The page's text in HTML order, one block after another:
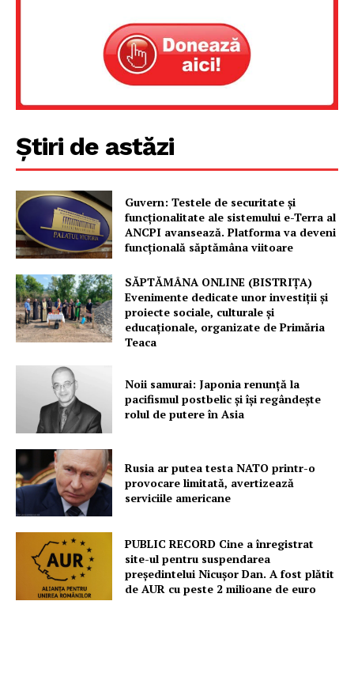
Știri de astăzi
Guvern: Testele de securitate și
funcționalitate ale sistemului e-Terra al
ANCPI avansează. Platforma va deveni
funcțională săptămâna viitoare
SĂPTĂMÂNA ONLINE (BISTRIȚA)
Evenimente dedicate unor investiții și
proiecte sociale, culturale și
educaționale, organizate de Primăria
Teaca
Noii samurai: Japonia renunță la
pacifismul postbelic și își regândește
rolul de putere în Asia
Rusia ar putea testa NATO printr-o
provocare limitată, avertizează
serviciile americane
PUBLIC RECORD Cine a înregistrat
site-ul pentru suspendarea
președintelui Nicușor Dan. A fost plătit
de AUR cu peste 2 milioane de euro